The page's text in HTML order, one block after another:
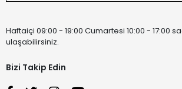
Haftaiçi 09:00 - 19:00 Cumartesi 10:00 - 17:00
ulaşabilirsiniz.
Bizi Takip Edin